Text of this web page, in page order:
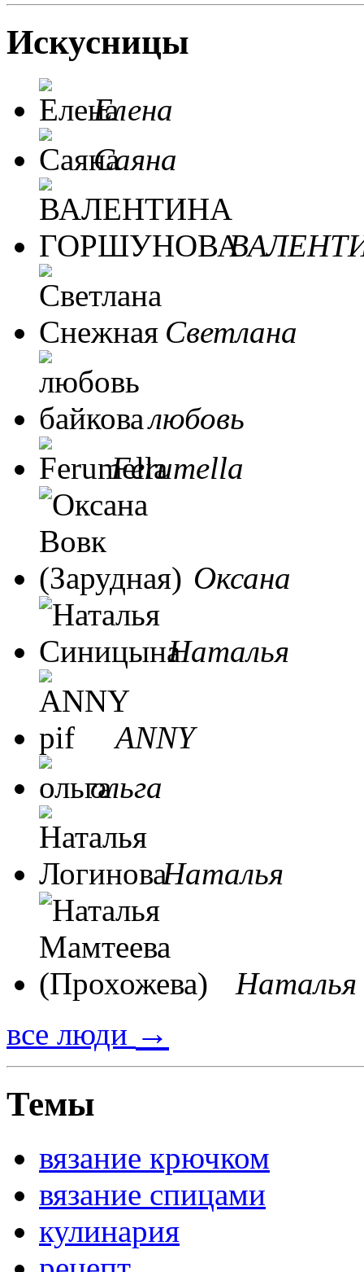
Искусницы
Елена
Саяна
Светлана
любовь
Ferumella
Оксана
Наталья
ANNY
ольга
Наталья
Наталья
все люди →
Темы
вязание крючком
вязание спицами
кулинария